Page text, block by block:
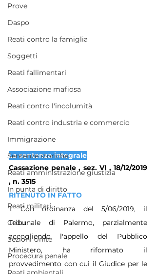
Prove
Daspo
Reati contro la famiglia
Soggetti
Reati fallimentari
Associazione mafiosa
Reati contro l'incolumità
Reati contro industria e commercio
Immigrazione
Sentenze storiche
Reati amministrazione giustizia
In punta di diritto
Reati militari
Cedu
Sezioni Unite
Procedura penale
La sentenza integrale
Cassazione penale , sez. VI , 18/12/2019
, n. 3515
RITENUTO IN FATTO
1. Con ordinanza del 5/06/2019, il
Tribunale di Palermo, parzialmente
accogliendo l'appello del Pubblico
Ministero, ha riformato il
provvedimento con cui il Giudice per le